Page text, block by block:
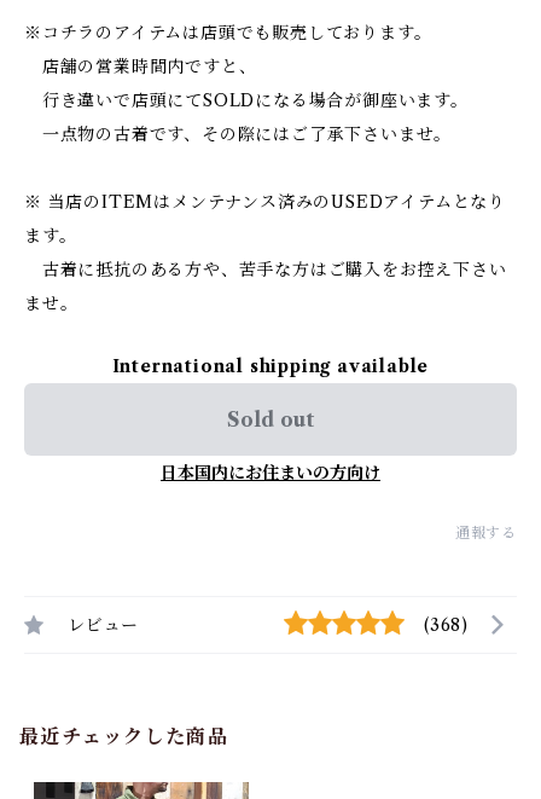
※コチラのアイテムは店頭でも販売しております。
店舗の営業時間内ですと、
行き違いで店頭にてSOLDになる場合が御座います。
一点物の古着です、その際にはご了承下さいませ。
※ 当店のITEMはメンテナンス済みのUSEDアイテムとなり
ます。
古着に抵抗のある方や、苦手な方はご購入をお控え下さい
ませ。
International shipping available
Sold out
日本国内にお住まいの方向け
通報する
レビュー (368)
最近チェックした商品